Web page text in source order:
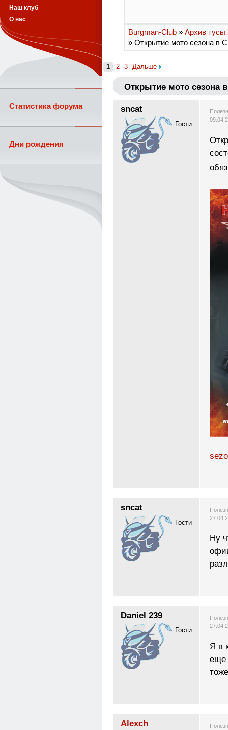
Burgman-Club » Архив тусы
» Открытие мото сезона в
1 2 3 Дальше
Открытие мото сезона
sncat
Гости
sncat
Гости
Ну
Daniel 239
Гости
Я в
еще
Alexch
Наш клуб
О нас
Статистика форума
Дни рождения